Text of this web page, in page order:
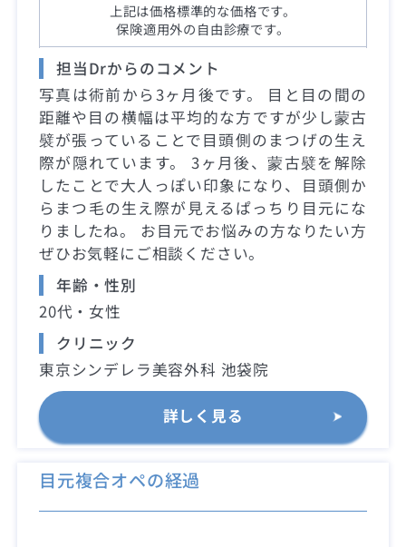
上記は価格標準的な価格です。
保険適用外の自由診療です。
担当Drからのコメント
写真は術前から3ヶ月後です。 目と目の間の
距離や目の横幅は平均的な方ですが少し蒙古
襞が張っていることで目頭側のまつげの生え
際が隠れています。 3ヶ月後、蒙古襞を解除
したことで大人っぽい印象になり、目頭側か
らまつ毛の生え際が見えるぱっちり目元にな
りましたね。 お目元でお悩みの方なりたい方
ぜひお気軽にご相談ください。
年齢・性別
20代・女性
クリニック
東京シンデレラ美容外科 池袋院
詳しく見る
目元複合オペの経過